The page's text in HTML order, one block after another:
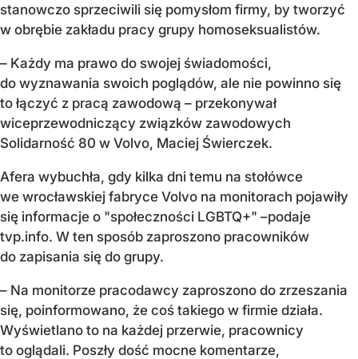
stanowczo sprzeciwili się pomysłom firmy, by tworzyć
w obrębie zakładu pracy grupy homoseksualistów.
– Każdy ma prawo do swojej świadomości,
do wyznawania swoich poglądów, ale nie powinno się
to łączyć z pracą zawodową – przekonywał
wiceprzewodniczący związków zawodowych
Solidarność 80 w Volvo, Maciej Świerczek.
Afera wybuchła, gdy kilka dni temu na stołówce
we wrocławskiej fabryce Volvo na monitorach pojawiły
się informacje o "społeczności LGBTQ+" –podaje
tvp.info. W ten sposób zaproszono pracowników
do zapisania się do grupy.
– Na monitorze pracodawcy zaproszono do zrzeszania
się, poinformowano, że coś takiego w firmie działa.
Wyświetlano to na każdej przerwie, pracownicy
to oglądali. Poszły dość mocne komentarze,